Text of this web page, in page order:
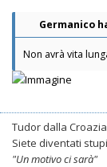
Germanico
Non avrà vita
Tudor dalla
Siete diventati
"Un motivo ci sarà"